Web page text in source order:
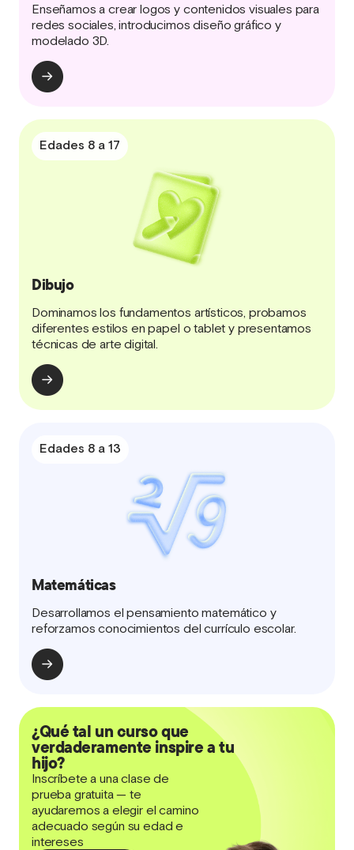
Enseñamos a crear logos y contenidos visuales para
redes sociales, introducimos diseño gráfico y
modelado 3D.
Edades 8 a 17
Dibujo
Dominamos los fundamentos artísticos, probamos
diferentes estilos en papel o tablet y presentamos
técnicas de arte digital.
Edades 8 a 13
Matemáticas
Desarrollamos el pensamiento matemático y
reforzamos conocimientos del currículo escolar.
¿Qué tal un curso que
verdaderamente inspire a tu
hijo?
Inscríbete a una clase de
prueba gratuita — te
ayudaremos a elegir el camino
adecuado según su edad e
intereses